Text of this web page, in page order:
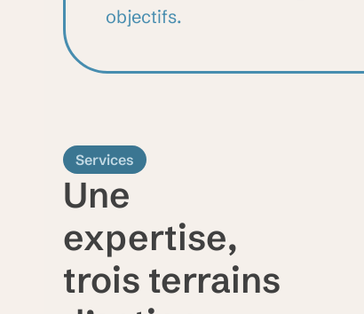
objectifs.
Services
Une
expertise,
trois terrains